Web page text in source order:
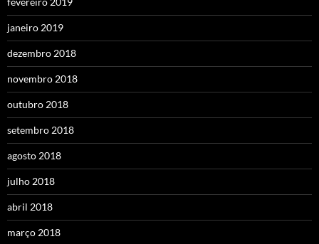
janeiro 2019
dezembro 2018
novembro 2018
outubro 2018
setembro 2018
agosto 2018
julho 2018
abril 2018
março 2018